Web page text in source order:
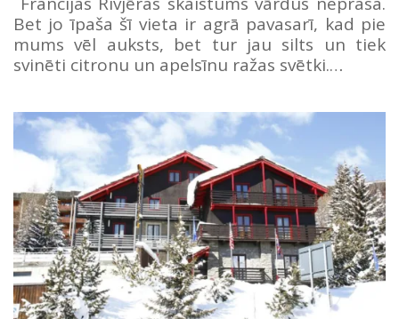
Bet jo īpaša šī vieta ir agrā pavasarī, kad pie
mums vēl auksts, bet tur jau silts un tiek
svinēti citronu un apelsīnu ražas svētki.…